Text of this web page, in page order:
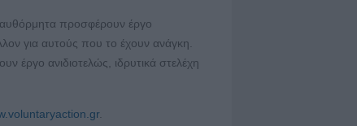
αυθόρμητα προσφέρουν έργο
για αυτούς που το έχουν ανάγκη.
έργο ανιδιοτελώς, ιδρυτικά στελέχη
.